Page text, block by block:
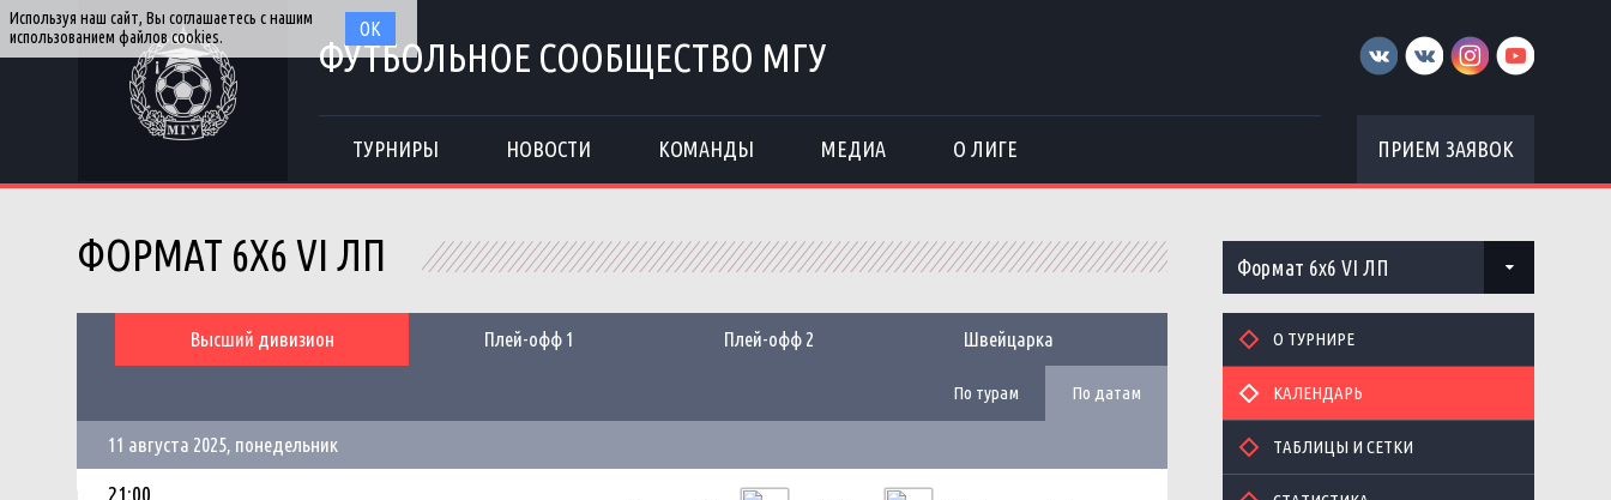
ФУТБОЛЬНОЕ СООБЩЕСТВО МГУ
ТУРНИРЫ НОВОСТИ КОМАНДЫ МЕДИА О ЛИГЕ ПРИЕМ ЗАЯВОК
Формат 6х6 VI ЛП
О ТУРНИРЕ
КАЛЕНДАРЬ
ТАБЛИЦЫ И СЕТКИ
ФОРМАТ 6Х6 VI ЛП
Высший дивизион Плей-офф 1 Плей-офф 2 Швейцарка
По турам По датам
11 августа 2025, понедельник
21:00
Используя наш сайт, Вы соглашаетесь с нашим
использованием файлов cookies.
ОК